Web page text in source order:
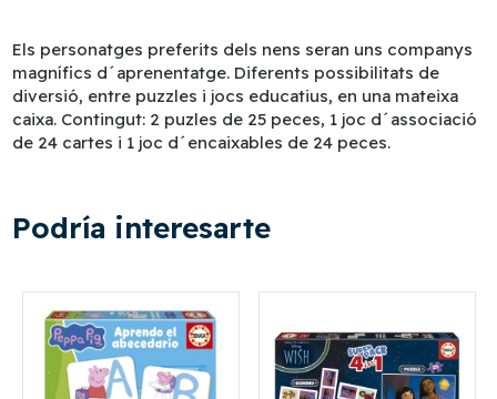
Els personatges preferits dels nens seran uns companys
magnífics d´aprenentatge. Diferents possibilitats de
diversió, entre puzzles i jocs educatius, en una mateixa
caixa. Contingut: 2 puzles de 25 peces, 1 joc d´associació
de 24 cartes i 1 joc d´encaixables de 24 peces.
Podría interesarte